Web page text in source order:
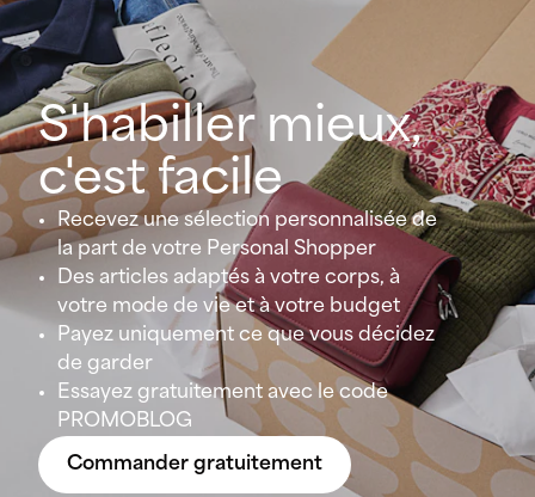
porter selon la coupe
Cette saison, la chemise en jean reprend la
vedette dans les collections de nos marques
préférées, s’imposant comme pièce centrale
grâce à ses multiples coupes capables de
s’adapter à tous les styles. L’occasion parfaite de
découvrir que mettre avec une chemise en jean,
grâce à la sélection de nos Personal Shoppers —
des plus classiques aux plus originales.
1. La classique
Avec sa coupe droite et équilibrée, la chemise en
jean classique se reconnaît à sa silhouette
légèrement ample, son empiècement
d’inspiration
, ses deux poches à rabat et
S'habiller mieux,
c'est facile
Recevez une sélection personnalisée de
la part de votre Personal Shopper
Des articles adaptés à votre corps, à
votre mode de vie et à votre budget
Payez uniquement ce que vous décidez
de garder
Essayez gratuitement avec le code
PROMOBLOG
Commander gratuitement